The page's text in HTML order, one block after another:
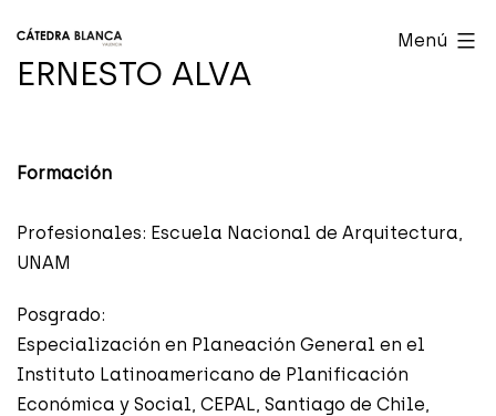
al
contenido
Cátedra
Blanca
Menú
ERNESTO ALVA
Formación
Profesionales: Escuela Nacional de Arquitectura,
UNAM
Posgrado:
Especialización en Planeación General en el
Instituto Latinoamericano de Planificación
Económica y Social, CEPAL, Santiago de Chile,